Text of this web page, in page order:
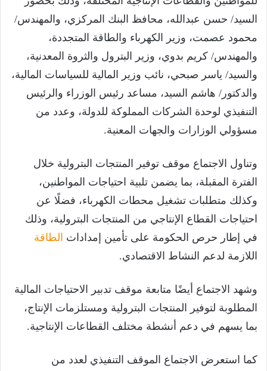
السيد/ حسن عبدالله، محافظ البنك المركزي، والمهندس/
محمود عصمت، وزير الكهرباء والطاقة المتجددة،
والمهندس/ كريم بدوي، وزير البترول والثروة المعدنية،
والسيد/ ياسر صبحي، نائب وزير المالية للسياسات المالية،
والدكتور/ هاشم السيد، مساعد رئيس الوزراء والرئيس
التنفيذي لوحدة الشركات المملوكة للدولة، وعدد من
مسؤولي الوزارات والجهات المعنية.
وتناول الاجتماع موقف توفير المنتجات البترولية خلال
الفترة المقبلة، بما يضمن تلبية احتياجات المواطنين،
وكذلك متطلبات تشغيل محطات الكهرباء، فضلًا عن
احتياجات القطاع الإنتاجي من المنتجات البترولية، وذلك
في إطار حرص الحكومة على تأمين إمدادات الطاقة
اللازمة لدعم النشاط الاقتصادي.
وشهد الاجتماع أيضًا متابعة موقف تدبير الاحتياجات المالية
المطلوبة لتوفير المنتجات البترولية ومستلزمات الإنتاج،
بما يسهم في دعم أنشطة مختلف القطاعات الإنتاجية.
كما استعرض الاجتماع الموقف التنفيذي لعدد من